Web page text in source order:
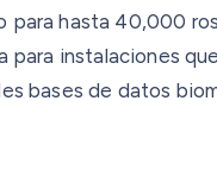
para hasta 40,000
para instalaciones
bases de datos